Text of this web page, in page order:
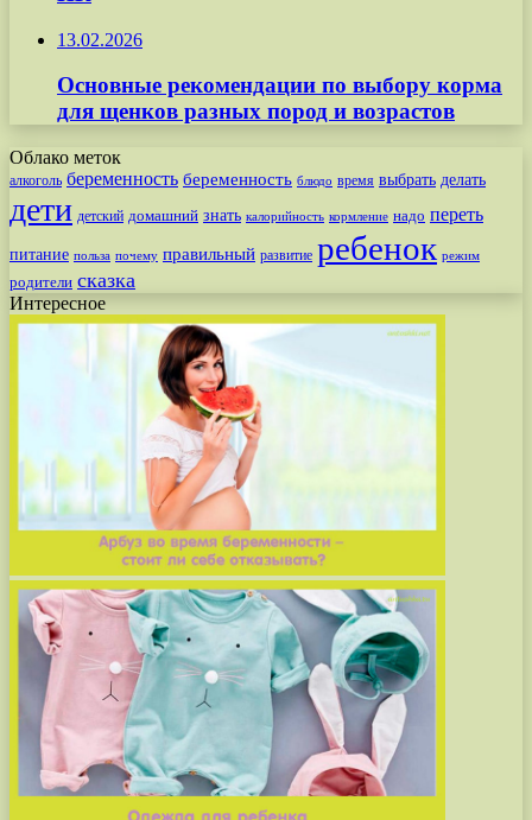
13.02.2026
Основные рекомендации по выбору корма
для щенков разных пород и возрастов
Облако меток
алкоголь беременность беременность блюдо время выбрать делать
дети детский домашний знать калорийность кормление надо переть
питание польза почему правильный развитие ребенок режим
родители сказка
Интересное